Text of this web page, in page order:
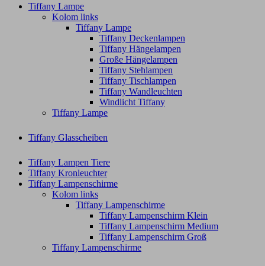
Tiffany Lampe
Kolom links
Tiffany Lampe
Tiffany Deckenlampen
Tiffany Hängelampen
Große Hängelampen
Tiffany Stehlampen
Tiffany Tischlampen
Tiffany Wandleuchten
Windlicht Tiffany
Tiffany Lampe
Tiffany Glasscheiben
Tiffany Lampen Tiere
Tiffany Kronleuchter
Tiffany Lampenschirme
Kolom links
Tiffany Lampenschirme
Tiffany Lampenschirm Klein​
Tiffany Lampenschirm Medium
Tiffany Lampenschirm Groß​
Tiffany Lampenschirme